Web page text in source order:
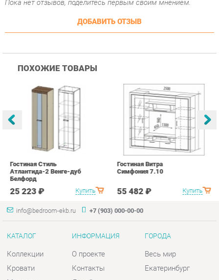
Купить
Гостиная Стиль
Атлантида-2 Венге-дуб
25 223 ₽ Купить
Гостиная Витра
Симфония 7.10
55 482 ₽
info@bedroom-ekb.ru
Коллекции
Кровати
Комоды
Зеркала
Столы
О проекте
Контакты
Доставка и Оплата
Гарантия
Помощь
Весь мир
Екатеринбург